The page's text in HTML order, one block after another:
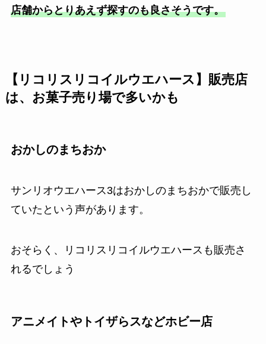
店舗からとりあえず探すのも良さそうです。
【リコリスリコイルウエハース】販売店
は、お菓子売り場で多いかも
おかしのまちおか
サンリオウエハース3はおかしのまちおかで販売し
ていたという声があります。
おそらく、リコリスリコイルウエハースも販売さ
れるでしょう
アニメイトやトイザらスなどホビー店